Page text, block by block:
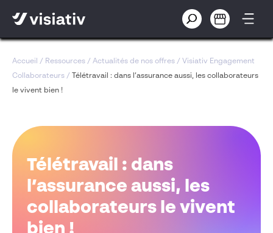
Accueil / Ressources / Actualités de nos offres / Visiativ Engagement
Collaborateurs /
Télétravail : dans l’assurance aussi, les collaborateurs
le vivent bien !
Télétravail : dans
l’assurance aussi, les
collaborateurs le vivent